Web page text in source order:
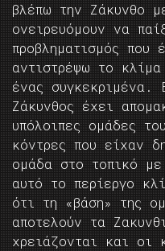
βλέπω την Ζάκυνθο
ονειρευόμουν να
προβληματισμός που
αντιστρέψω το
ένας συγκεκριμένα.
Ζάκυνθος έχει
υπόλοιπες ομάδες
κόντρες που είχαν
ομάδα στο τοπικό
αυτό το περίεργο
ότι τη «βάση» της
αποτελούν τα
χρειάζονται και οι